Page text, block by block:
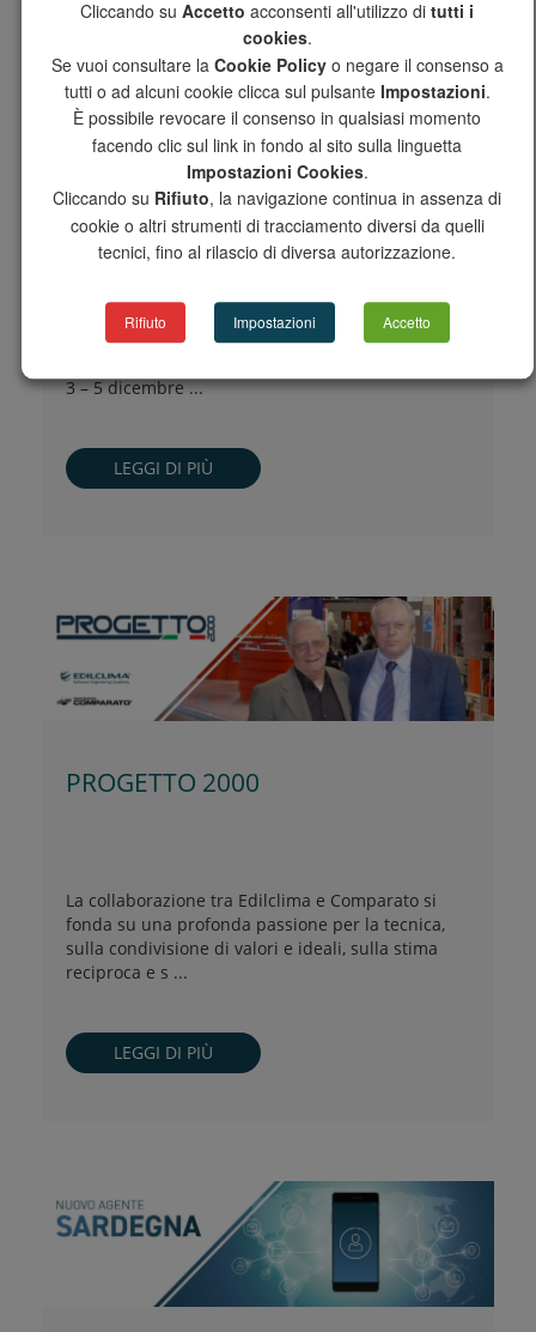
CALENDARIO FIERISTICO 2024-
2025
È disponibile la lista dei prossimi eventi fieristici a
cui parteciperemo: BIG 5 DUBAI: 26 – 29
3 – 5 dicembre ...
LEGGI DI PIÙ
PROGETTO 2000
La collaborazione tra Edilclima e Comparato si
fonda su una profonda passione per la tecnica,
sulla condivisione di valori e ideali, sulla stima
reciproca e s ...
LEGGI DI PIÙ
Cliccando su Accetto acconsenti all'utilizzo di tutti i
cookies.
Se vuoi consultare la Cookie Policyo negare il consenso a
tutti o ad alcuni cookie clicca sul pulsante Impostazioni.
È possibile revocare il consenso in qualsiasi momento
facendo clic sul link in fondo al sito sulla linguetta
Impostazioni Cookies.
Cliccando su Rifiuto, la navigazione continua in assenza di
cookie o altri strumenti di tracciamento diversi da quelli
tecnici, fino al rilascio di diversa autorizzazione.
Rifiuto Impostazioni Accetto